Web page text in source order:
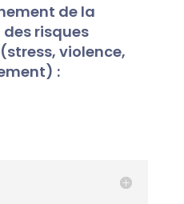
de la
risques
violence,
: